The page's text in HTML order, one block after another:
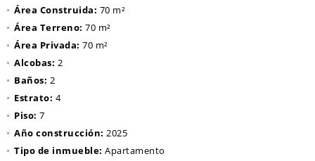
Área Construida: 70 m²
Área Terreno: 70 m²
Área Privada: 70 m²
Alcobas: 2
Baños: 2
Estrato: 4
Piso: 7
Año construcción: 2025
Tipo de inmueble: Apartamento